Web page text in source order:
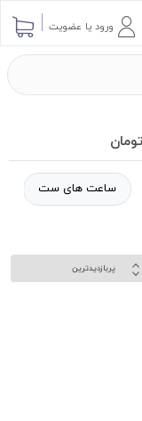
ورود یا عضویت
ساعت های ست
پربازدیدترین